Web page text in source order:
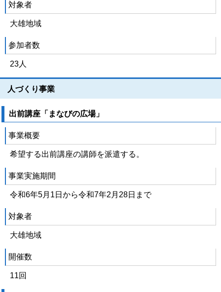
対象者
大雄地域
参加者数
23人
人づくり事業
出前講座「まなびの広場」
事業概要
希望する出前講座の講師を派遣する。
事業実施期間
令和6年5月1日から令和7年2月28日まで
対象者
大雄地域
開催数
11回